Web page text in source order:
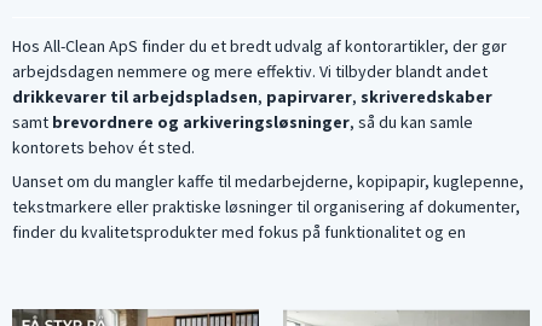
Hos All-Clean ApS finder du et bredt udvalg af kontorartikler, der gør
arbejdsdagen nemmere og mere effektiv. Vi tilbyder blandt andet
drikkevarer til arbejdspladsen, papirvarer, skriveredskaber
samt brevordnere og arkiveringsløsninger, så du kan samle
kontorets behov ét sted.
Uanset om du mangler kaffe til medarbejderne, kopipapir, kuglepenne,
tekstmarkere eller praktiske løsninger til organisering af dokumenter,
finder du kvalitetsprodukter med fokus på funktionalitet og en